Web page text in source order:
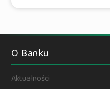
O Banku
Aktualności